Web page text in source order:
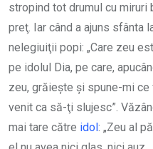
stropind tot drumul cu
preţ. Iar când a ajuns sfânta
nelegiuiţii popi: „Care zeu
pe idolul Dia, pe care,
zeu, grăieşte şi spune-mi
venit ca să-ţi slujesc”.
mai tare către idol: „Zeu al